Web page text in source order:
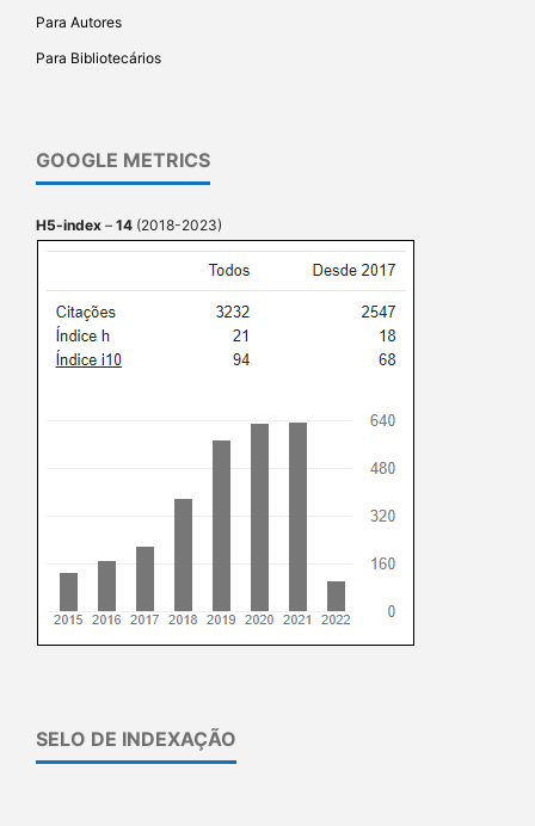
Para Autores
Para Bibliotecários
GOOGLE METRICS
H5-index – 14 (2018-2023)
SELO DE INDEXAÇÃO